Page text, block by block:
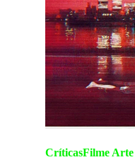
CríticasFilme Arte